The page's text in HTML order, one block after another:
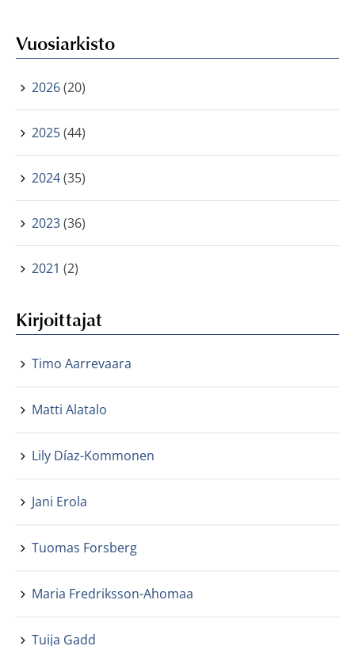
Vuosiarkisto
2026(20)
2025(44)
2024(35)
2023(36)
2021 (2)
Kirjoittajat
Timo Aarrevaara
Matti Alatalo
Lily Díaz-Kommonen
Jani Erola
Tuomas Forsberg
Maria Fredriksson-Ahomaa
Tuija Gadd